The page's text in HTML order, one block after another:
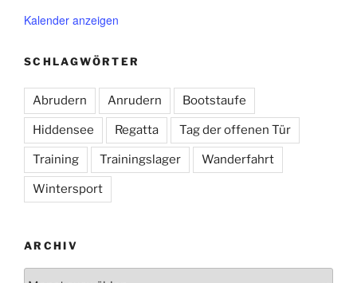
Kalender anzeigen
SCHLAGWÖRTER
Abrudern Anrudern Bootstaufe
Hiddensee Regatta Tag der offenen Tür
Training Trainingslager Wanderfahrt
Wintersport
ARCHIV